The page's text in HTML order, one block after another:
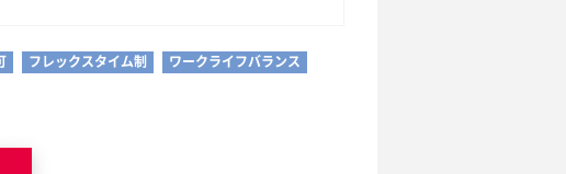
フレックスタイム制
ワークライフバランス